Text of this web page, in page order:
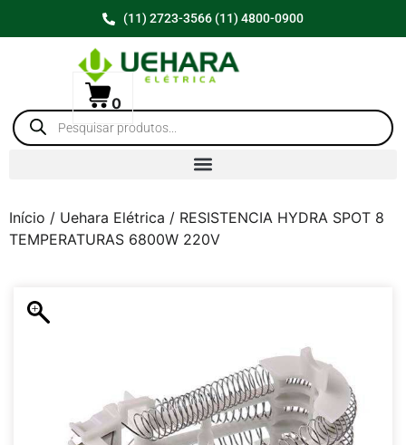
(11) 2723-3566 (11) 4800-0900
0
Início / Uehara Elétrica / RESISTENCIA HYDRA SPOT 8
TEMPERATURAS 6800W 220V